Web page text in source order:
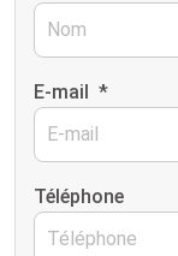
E-mail *
Téléphone